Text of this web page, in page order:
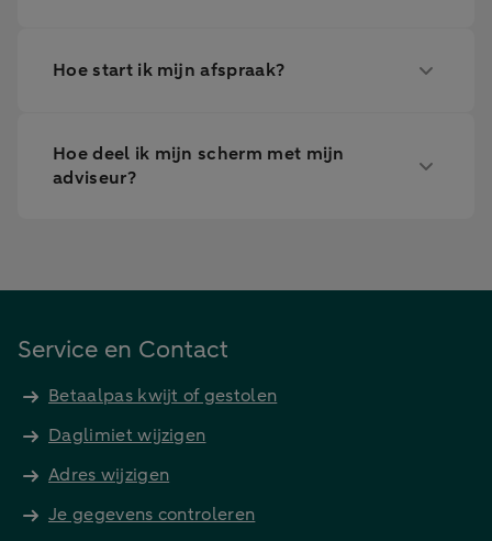
Hoe start ik mijn afspraak?
Hoe deel ik mijn scherm met mijn
adviseur?
Service en Contact
Betaalpas kwijt of gestolen
Daglimiet wijzigen
Adres wijzigen
Je gegevens controleren